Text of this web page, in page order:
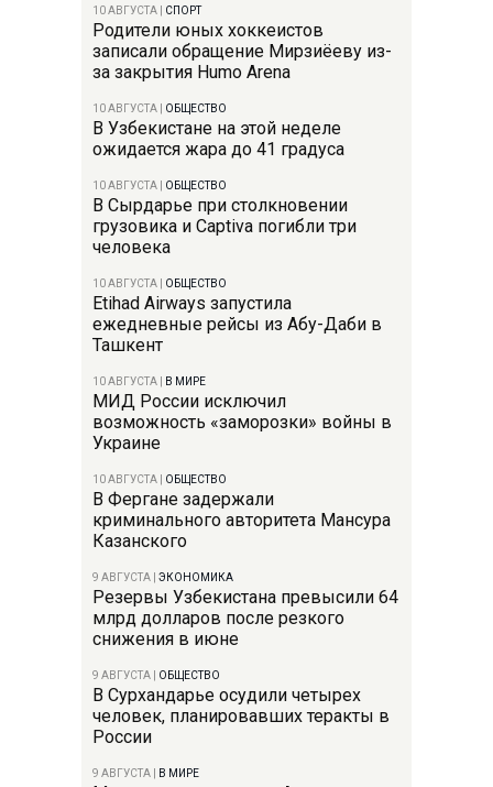
10 АВГУСТА СПОРТ
Родители юных хоккеистов
записали обращение Мирзиёеву из-
за закрытия Humo Arena
10 АВГУСТА ОБЩЕСТВО
В Узбекистане на этой неделе
ожидается жара до 41 градуса
10 АВГУСТА ОБЩЕСТВО
В Сырдарье при столкновении
грузовика и Captiva погибли три
человека
10 АВГУСТА ОБЩЕСТВО
Etihad Airways запустила
ежедневные рейсы из Абу-Даби в
Ташкент
10 АВГУСТА В МИРЕ
МИД России исключил
возможность «заморозки» войны в
Украине
10 АВГУСТА ОБЩЕСТВО
В Фергане задержали
криминального авторитета Мансура
Казанского
9 АВГУСТА ЭКОНОМИКА
Резервы Узбекистана превысили 64
млрд долларов после резкого
снижения в июне
9 АВГУСТА ОБЩЕСТВО
В Сурхандарье осудили четырех
человек, планировавших теракты в
России
9 АВГУСТА В МИРЕ